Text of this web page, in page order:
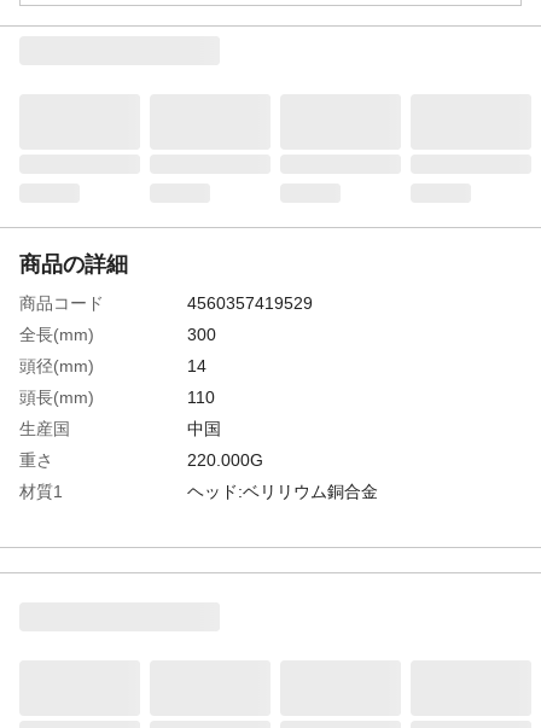
商品の詳細
商品コード
4560357419529
全長(mm)
300
頭径(mm)
14
頭長(mm)
110
生産国
中国
重さ
220.000G
材質1
ヘッド:ベリリウム銅合金